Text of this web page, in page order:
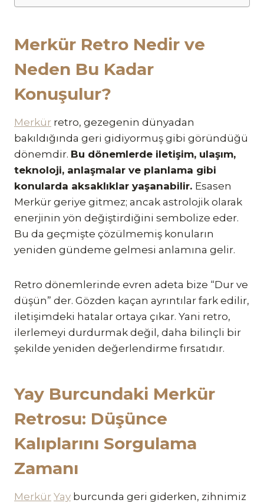
Merkür Retro Nedir ve
Neden Bu Kadar
Konuşulur?
Merkür retro, gezegenin dünyadan
bakıldığında geri gidiyormuş gibi göründüğü
dönemdir. Bu dönemlerde iletişim, ulaşım,
teknoloji, anlaşmalar ve planlama gibi
konularda aksaklıklar yaşanabilir. Esasen
Merkür geriye gitmez; ancak astrolojik olarak
enerjinin yön değiştirdiğini sembolize eder.
Bu da geçmişte çözülmemiş konuların
yeniden gündeme gelmesi anlamına gelir.
Retro dönemlerinde evren adeta bize “Dur ve
düşün” der. Gözden kaçan ayrıntılar fark edilir,
iletişimdeki hatalar ortaya çıkar. Yani retro,
ilerlemeyi durdurmak değil, daha bilinçli bir
şekilde yeniden değerlendirme fırsatıdır.
Yay Burcundaki Merkür
Retrosu: Düşünce
Kalıplarını Sorgulama
Zamanı
Merkür Yay burcunda geri giderken, zihnimiz